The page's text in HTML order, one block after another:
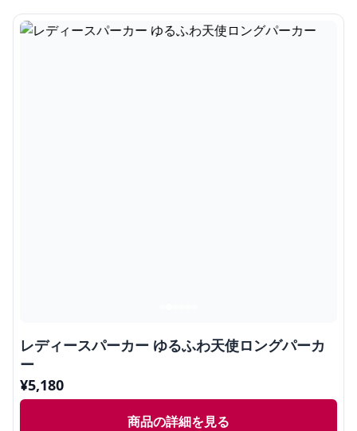
レディースパーカー ゆるふわ天使ロングパーカ
ー
¥5,180
商品の詳細を見る